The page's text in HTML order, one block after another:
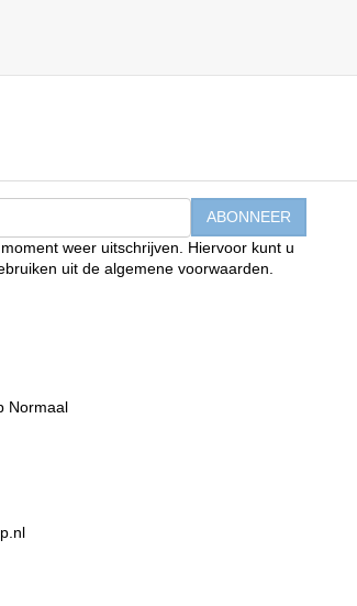
weer uitschrijven. Hiervoor kunt u
uit de algemene voorwaarden.
Normaal